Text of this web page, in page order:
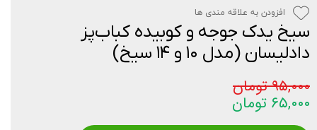
سیخ یدک جوجه و کوبیده کباب‌پز
دادلیسان (مدل ۱۰ و ۱۴ سیخ)
۹۵,۰۰۰ تومان
۶۵,۰۰۰ تومان
افزودن به علاقه مندی ها